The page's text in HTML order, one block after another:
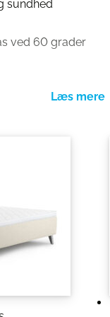
sundhed
ved 60 grader
og sengegavle,